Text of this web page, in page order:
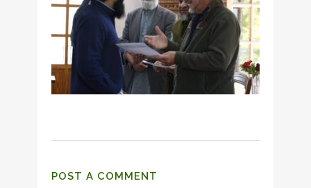
POST A COMMENT